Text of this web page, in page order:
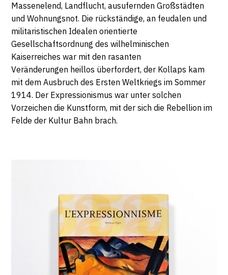
Massenelend, Landflucht, ausufernden Großstädten
und Wohnungsnot. Die rückständige, an feudalen und
militaristischen Idealen orientierte
Gesellschaftsordnung des wilhelminischen
Kaiserreiches war mit den rasanten
Veränderungen heillos überfordert, der Kollaps kam
mit dem Ausbruch des Ersten Weltkriegs im Sommer
1914. Der Expressionismus war unter solchen
Vorzeichen die Kunstform, mit der sich die Rebellion im
Felde der Kultur Bahn brach.